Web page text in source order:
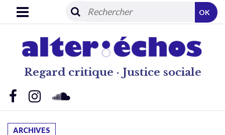
Regard critique · Justice sociale
OK
ARCHIVES